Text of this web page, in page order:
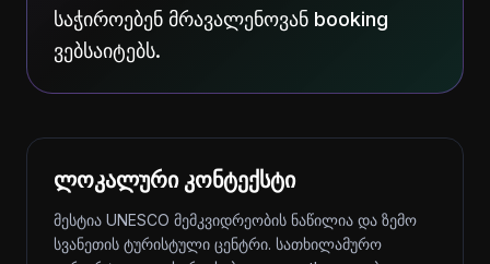
საჭიროებენ მრავალენოვან booking
ვებსაიტებს.
ლოკალური კონტექსტი
მესტია UNESCO მემკვიდრეობის ნაწილია და ზემო
სვანეთის ტურისტული ცენტრი. სათხილამურო